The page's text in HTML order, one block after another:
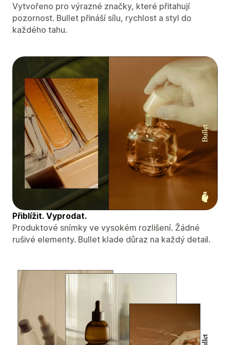
Vytvořeno pro výrazné značky, které přitahují
pozornost. Bullet přináší sílu, rychlost a styl do
každého tahu.
Přiblížit. Vyprodat.
Produktové snímky ve vysokém rozlišení. Žádné
rušivé elementy. Bullet klade důraz na každý detail.